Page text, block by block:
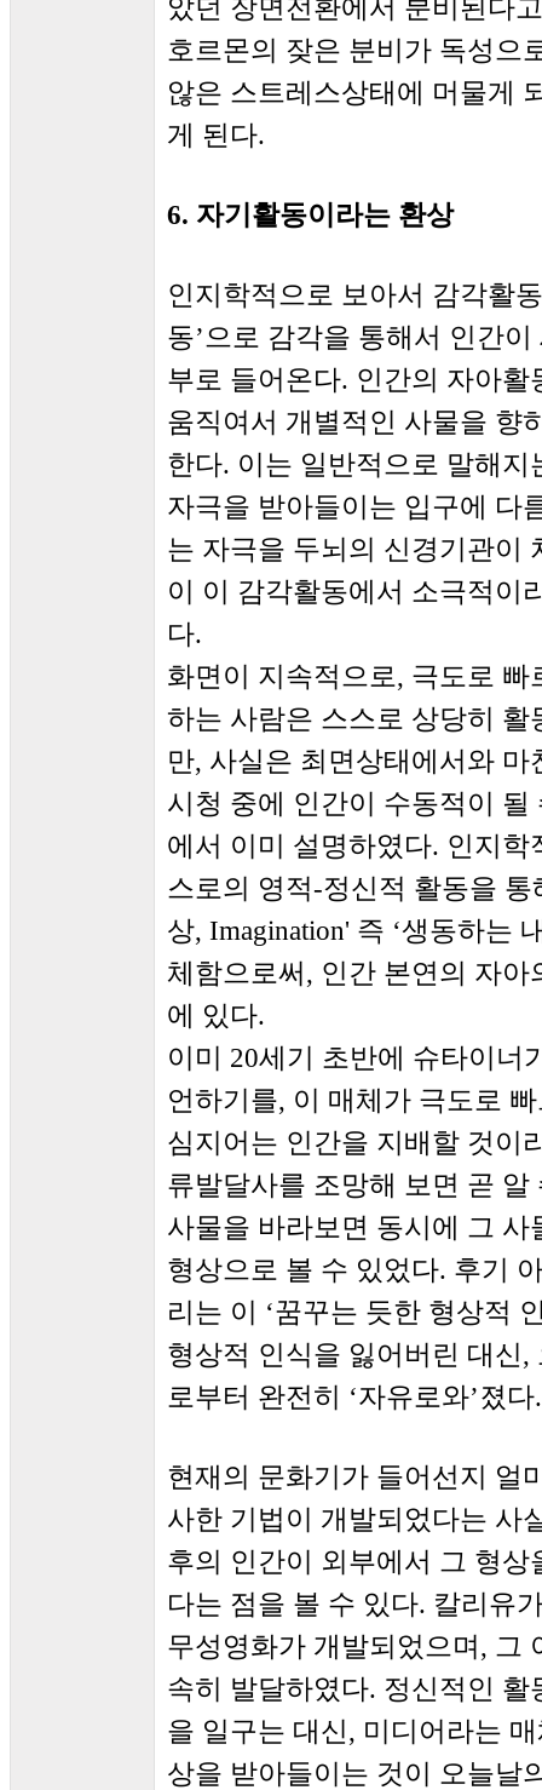
았던 장면전환에서 분비된다
호르몬의 잦은 분비가 독성으
않은 스트레스상태에 머물게
게 된다.
6. 자기활동이라는 환상
인지학적으로 보아서 감각활
동’으로 감각을 통해서 인간
부로 들어온다. 인간의 자아
움직여서 개별적인 사물을 향
한다. 이는 일반적으로 말해
자극을 받아들이는 입구에 다
는 자극을 두뇌의 신경기관이
이 이 감각활동에서 소극적이
다.
화면이 지속적으로, 극도로
하는 사람은 스스로 상당히
만, 사실은 최면상태에서와
시청 중에 인간이 수동적이
에서 이미 설명하였다. 인지
스로의 영적-정신적 활동을
상, Imagination' 즉 ‘생동하는
체함으로써, 인간 본연의 자
에 있다.
이미 20세기 초반에 슈타이너
언하기를, 이 매체가 극도로
심지어는 인간을 지배할 것이
류발달사를 조망해 보면 곧
사물을 바라보면 동시에 그
형상으로 볼 수 있었다. 후기
리는 이 ‘꿈꾸는 듯한 형상적
형상적 인식을 잃어버린 대신
로부터 완전히 ‘자유로와’졌다.
현재의 문화기가 들어선지 얼
사한 기법이 개발되었다는 사
후의 인간이 외부에서 그 형
다는 점을 볼 수 있다. 칼리유
무성영화가 개발되었으며, 그
속히 발달하였다. 정신적인
을 일구는 대신, 미디어라는
상을 받아들이는 것이 오늘날